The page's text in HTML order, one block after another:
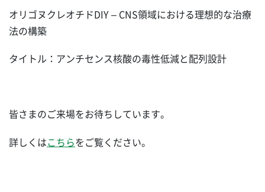
オリゴヌクレオチドDIY – CNS領域における理想的な治療
法の構築
タイトル：アンチセンス核酸の毒性低減と配列設計
皆さまのご来場をお待ちしています。
詳しくはこちらをご覧ください。